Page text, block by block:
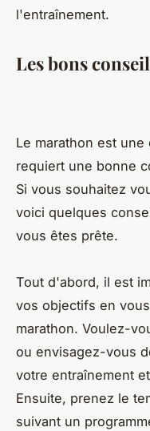
l'entraînement.
Les bons
Le marathon est
requiert une bonne
Si vous souhaitez
voici quelques
vous êtes prête.
Tout d'abord, il est
vos objectifs en
marathon. Voulez-
ou envisagez-vous
votre entraînement
Ensuite, prenez le
suivant un